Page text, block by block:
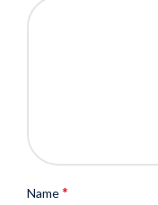
Name*